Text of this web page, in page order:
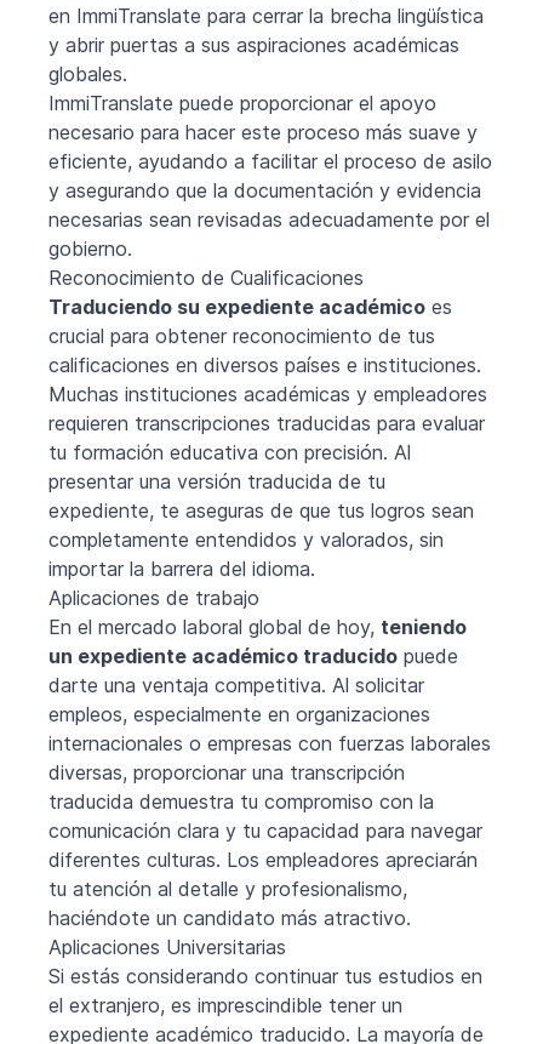
en ImmiTranslate para cerrar la brecha lingüística
y abrir puertas a sus aspiraciones académicas
globales.
ImmiTranslate puede proporcionar el apoyo
necesario para hacer este proceso más suave y
eficiente, ayudando a facilitar el proceso de asilo
y asegurando que la documentación y evidencia
necesarias sean revisadas adecuadamente por el
gobierno.
Reconocimiento de Cualificaciones
Traduciendo su expediente académico es
crucial para obtener reconocimiento de tus
calificaciones en diversos países e instituciones.
Muchas instituciones académicas y empleadores
requieren transcripciones traducidas para evaluar
tu formación educativa con precisión. Al
presentar una versión traducida de tu
expediente, te aseguras de que tus logros sean
completamente entendidos y valorados, sin
importar la barrera del idioma.
Aplicaciones de trabajo
En el mercado laboral global de hoy, teniendo
un expediente académico traducido puede
darte una ventaja competitiva. Al solicitar
empleos, especialmente en organizaciones
internacionales o empresas con fuerzas laborales
diversas, proporcionar una transcripción
traducida demuestra tu compromiso con la
comunicación clara y tu capacidad para navegar
diferentes culturas. Los empleadores apreciarán
tu atención al detalle y profesionalismo,
haciéndote un candidato más atractivo.
Aplicaciones Universitarias
Si estás considerando continuar tus estudios en
el extranjero, es imprescindible tener un
expediente académico traducido. La mayoría de